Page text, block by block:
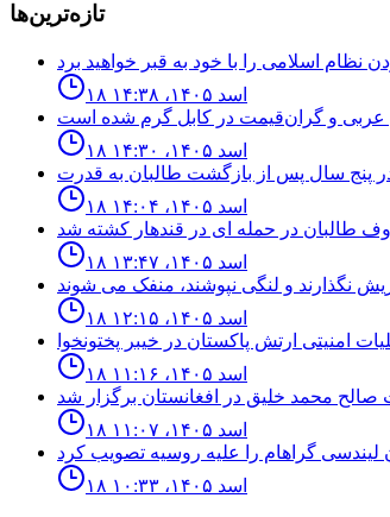
تازه‌ترین‌ها
۱۸ اسد ۱۴۰۵، ۱۴:۳۸
۱۸ اسد ۱۴۰۵، ۱۴:۳۰
۱۸ اسد ۱۴۰۵، ۱۴:۰۴
۱۸ اسد ۱۴۰۵، ۱۳:۴۷
۱۸ اسد ۱۴۰۵، ۱۲:۱۵
۱۸ اسد ۱۴۰۵، ۱۱:۱۶
۱۸ اسد ۱۴۰۵، ۱۱:۰۷
۱۸ اسد ۱۴۰۵، ۱۰:۳۳